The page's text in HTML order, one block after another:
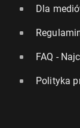
23 lutego, 11:15
Dla
FAQ -
Polityka